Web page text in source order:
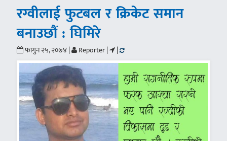
रग्वीलाई फुटबल र क्रिकेट समान
बनाउछौं : घिमिरे
फागुन २५, २०७४ | Reporter | |